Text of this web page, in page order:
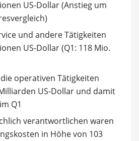
US-Dollar (Anstieg um
und andere Tätigkeiten
US-Dollar (Q1: 118 Mio.
operativen Tätigkeiten
US-Dollar und damit
Q1
verantwortlichen waren
in Höhe von 103